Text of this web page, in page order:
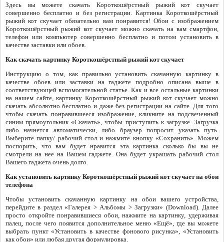
Здесь вы можете скачать Короткошёрстный рыжий кот скучает
совершенно бесплатно и без регистрации. Картинка Короткошёрстный
рыжий кот скучает обязательно вам понравится! Обои с изображением
Короткошёрстный рыжий кот скучает можно скачать на вам смартфон,
телефон или компьютер совершенно бесплатно и потом установить в
качестве заставки или обоев.
Как скачать картинку Короткошёрстный рыжий кот скучает
Инструкцию о том, как правильно установить скачанную картинку в
качестве обоев или заставки на гаджете подробно описана выше в
соответствующей вспомогательной статье. Как и все остальные картинки
на нашем сайте, картинку Короткошёрстный рыжий кот скучает можно
скачать абсолютно бесплатно и даже без регистрации на сайте. Для того
чтобы скачать понравившееся изображение, кликните на подсвеченный
синим прямоугольник «Скачать», чтобы приступить к загрузке. Загрузка
либо начнется автоматически, либо браузер попросит указать путь.
Выберите папку/ рабочий стол и нажмите кнопку «Сохранить». Можем
поспорить, что вам будет нравится эта картинка сколько бы вы не
смотрели на нее на Вашем гаджете. Она будет украшать рабочий стол
Вашего гаджета очень долго.
Как установить картинку Короткошёрстный рыжий кот скучает на обои
телефона
Чтобы установить скачанную картинку на обои вашего устройства,
перейдите в раздел «Галерея > Альбомы > Загрузки» (Download). Далее
просто откройте понравившиеся обои, нажмите на картинку, удерживая
палец, после чего появится дополнительное меню «Ещё», где вы можете
выбрать пункт «Установить в качестве фонового рисунка», «Установить
как обои» или любая другая формулировка.